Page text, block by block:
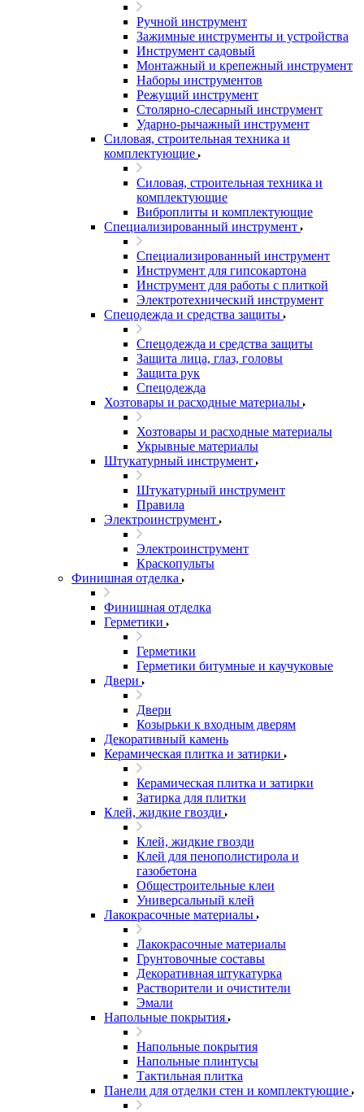
Ручной инструмент
Зажимные инструменты и устройства
Инструмент садовый
Монтажный и крепежный инструмент
Наборы инструментов
Режущий инструмент
Столярно-слесарный инструмент
Ударно-рычажный инструмент
Силовая, строительная техника и
комплектующие
Силовая, строительная техника и
комплектующие
Виброплиты и комплектующие
Специализированный инструмент
Специализированный инструмент
Инструмент для гипсокартона
Инструмент для работы с плиткой
Электротехнический инструмент
Спецодежда и средства защиты
Спецодежда и средства защиты
Защита лица, глаз, головы
Защита рук
Спецодежда
Хозтовары и расходные материалы
Хозтовары и расходные материалы
Укрывные материалы
Штукатурный инструмент
Штукатурный инструмент
Правила
Электроинструмент
Электроинструмент
Краскопульты
Финишная отделка
Финишная отделка
Герметики
Герметики
Герметики битумные и каучуковые
Двери
Двери
Козырьки к входным дверям
Декоративный камень
Керамическая плитка и затирки
Керамическая плитка и затирки
Затирка для плитки
Клей, жидкие гвозди
Клей, жидкие гвозди
Клей для пенополистирола и
газобетона
Общестроительные клеи
Универсальный клей
Лакокрасочные материалы
Лакокрасочные материалы
Грунтовочные составы
Декоративная штукатурка
Растворители и очистители
Эмали
Напольные покрытия
Напольные покрытия
Напольные плинтусы
Тактильная плитка
Панели для отделки стен и комплектующие